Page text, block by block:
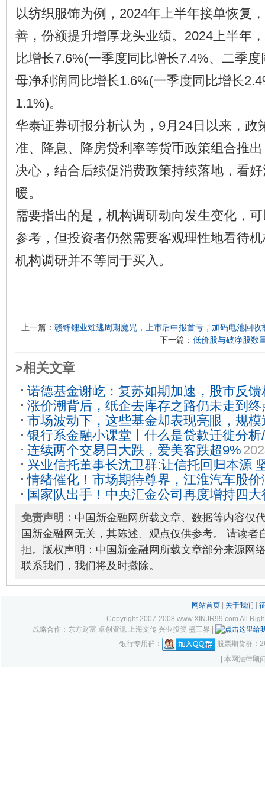
以纺织服饰为例，2024年上半年接单恢复
善，份额提升增厚龙头业绩。2024上半年
比增长7.6%(一季度同比增长7.4%、二季
母净利润同比增长1.6%(一季度同比增长
1.1%)。
华泰证券研报分析认为，9月24日以来，政
准、降息、降房贷利率等货币政策组合推
决心，结合后续促消费政策持续落地，看
暖。
需要指出的是，机构调研动向发生变化，
参考，但投资者仍然需要客观理性地看待
机构调研并不等同于买入。
上一篇： 赣锋锂业难逃周期魔咒，上市后中报首亏，加码电池回收
下一篇： 低价股与破净股数
>相关文章
诺德基金谢屹：复苏如期加速，股市反
10
涨价潮背后，纸企去库存之路仍未走到终
市场波动下，这些基金却表现亮眼，规
11-17
银行系金融小课堂丨什么是贷款迁徙分
析？2024-02-18
连续两个交易日大跌，爱美客跌超9%
兴业信托董事长沈卫群:让信托回归本源
发展道路 2023-12-12
情绪催化！市场期待尊界，江淮汽车股价
国家队出手！中央汇金公司再度增持四大
免责声明： 中国新金融网所载文章、数据等内容仅
国新金融网无关，其陈述、观点仅供参考。 请读者
担。版权声明：中国新金融网所载文章部分来源网
联系我们，我们将及时撤除。
网站首页| 关于我们 |
Copyright 2007-2008 www.XINJR99.com All
战略合作：东方财富 卓创资讯 上海文传 兴业投资 盛三界 |
银行专用群：
股票期货群：
| 本网法律顾